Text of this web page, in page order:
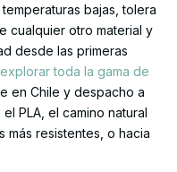
temperaturas bajas, tolera
cualquier otro material y
desde las primeras
toda la gama de
en Chile y despacho a
PLA, el camino natural
más resistentes, o hacia